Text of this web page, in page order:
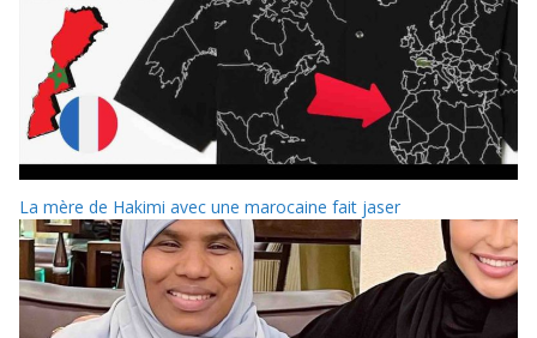
La mère de Hakimi avec une marocaine fait jaser